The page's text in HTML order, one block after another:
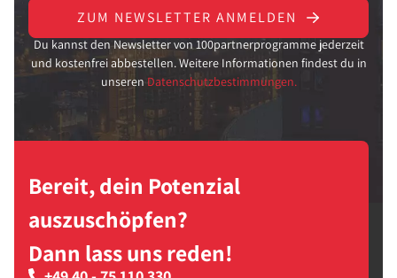
ZUM NEWSLETTER ANMELDEN
Du kannst den Newsletter von 100partnerprogramme jederzeit
und kostenfrei abbestellen. Weitere Informationen findest du in
unseren Datenschutzbestimmungen.
Bereit, dein Potenzial
auszuschöpfen?
Dann lass uns reden!